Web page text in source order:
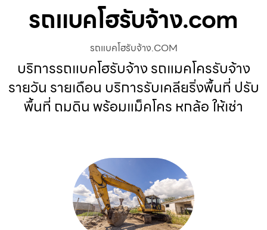
รถแบคโฮรับจ้าง.com
รถแบคโฮรับจ้าง.COM
บริการรถแบคโฮรับจ้าง รถแมคโครรับจ้าง
รายวัน รายเดือน บริการรับเคลียริ่งพื้นที่ ปรับ
พื้นที่ ถมดิน พร้อมแม็คโคร หกล้อ ให้เช่า